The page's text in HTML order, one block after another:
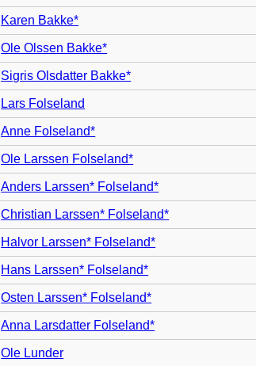
Karen Bakke*
Ole Olssen Bakke*
Sigris Olsdatter Bakke*
Lars Folseland
Anne Folseland*
Ole Larssen Folseland*
Anders Larssen* Folseland*
Christian Larssen* Folseland*
Halvor Larssen* Folseland*
Hans Larssen* Folseland*
Osten Larssen* Folseland*
Anna Larsdatter Folseland*
Ole Lunder